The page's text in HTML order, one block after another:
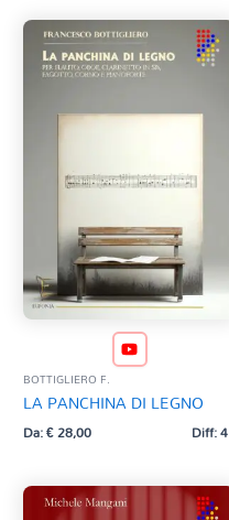
BOTTIGLIERO F.
LA PANCHINA DI LEGNO
Da:€28,00 Diff: 4